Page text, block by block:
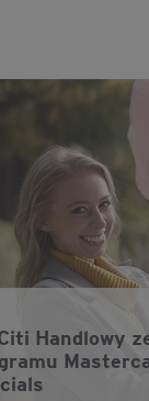
Handlowy